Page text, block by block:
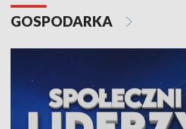
GOSPODARKA